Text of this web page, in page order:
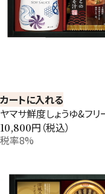
カートに入れる
ヤマサ鮮度しょうゆ&フ
10,800円（税込）
税率8%